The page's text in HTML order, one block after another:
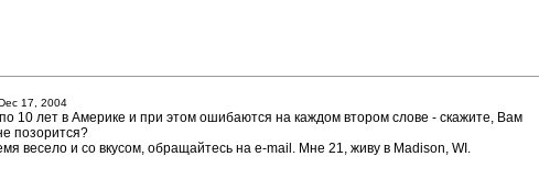
17, 2004
10 лет в Америке и при этом ошибаются на каждом втором слове - скажите, Вам
позорится?
весело и со вкусом, обращайтесь на e-mail. Мне 21, живу в Madison, WI.